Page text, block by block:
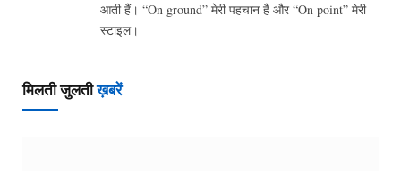
आती हैं। “On ground” मेरी पहचान है और “On point” मेरी
स्टाइल।
मिलती जुलतीख़बरें